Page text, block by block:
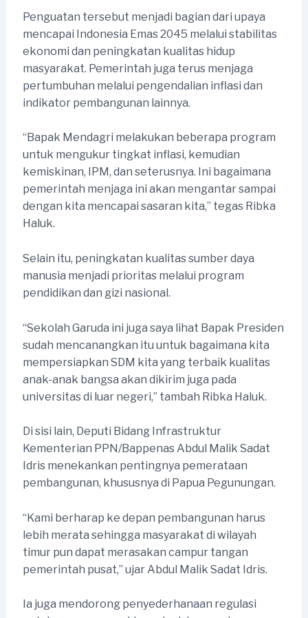
Penguatan tersebut menjadi bagian dari upaya
mencapai Indonesia Emas 2045 melalui stabilitas
ekonomi dan peningkatan kualitas hidup
masyarakat. Pemerintah juga terus menjaga
pertumbuhan melalui pengendalian inflasi dan
indikator pembangunan lainnya.
“Bapak Mendagri melakukan beberapa program
untuk mengukur tingkat inflasi, kemudian
kemiskinan, IPM, dan seterusnya. Ini bagaimana
pemerintah menjaga ini akan mengantar sampai
dengan kita mencapai sasaran kita,” tegas Ribka
Haluk.
Selain itu, peningkatan kualitas sumber daya
manusia menjadi prioritas melalui program
pendidikan dan gizi nasional.
“Sekolah Garuda ini juga saya lihat Bapak Presiden
sudah mencanangkan itu untuk bagaimana kita
mempersiapkan SDM kita yang terbaik kualitas
anak-anak bangsa akan dikirim juga pada
universitas di luar negeri,” tambah Ribka Haluk.
Di sisi lain, Deputi Bidang Infrastruktur
Kementerian PPN/Bappenas Abdul Malik Sadat
Idris menekankan pentingnya pemerataan
pembangunan, khususnya di Papua Pegunungan.
“Kami berharap ke depan pembangunan harus
lebih merata sehingga masyarakat di wilayah
timur pun dapat merasakan campur tangan
pemerintah pusat,” ujar Abdul Malik Sadat Idris.
Ia juga mendorong penyederhanaan regulasi